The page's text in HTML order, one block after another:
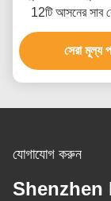
12টি আসনের সাব
সেরা মূল্য
যোগাযোগ করুন
Shenzhen